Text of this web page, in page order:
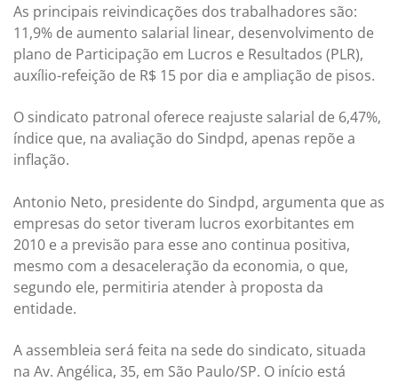
As principais reivindicações dos trabalhadores são:
11,9% de aumento salarial linear, desenvolvimento de
plano de Participação em Lucros e Resultados (PLR),
auxílio-refeição de R$ 15 por dia e ampliação de pisos.
O sindicato patronal oferece reajuste salarial de 6,47%,
índice que, na avaliação do Sindpd, apenas repõe a
inflação.
Antonio Neto, presidente do Sindpd, argumenta que as
empresas do setor tiveram lucros exorbitantes em
2010 e a previsão para esse ano continua positiva,
mesmo com a desaceleração da economia, o que,
segundo ele, permitiria atender à proposta da
entidade.
A assembleia será feita na sede do sindicato, situada
na Av. Angélica, 35, em São Paulo/SP. O início está